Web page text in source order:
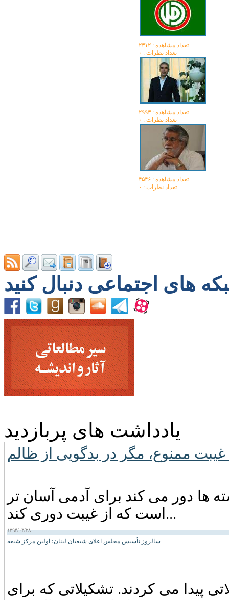
تعداد مشاهده :‌ ۲۳۱۲
تعداد نظرات : ۰
تعداد مشاهده :‌ ۲۹۹۳
تعداد نظرات : ۰
تعداد مشاهده :‌ ۴۵۴۶
تعداد نظرات : ۰
یادداشت های پربازدید
ها دور می کند برای آدمی آسان تر
است که از غیبت دوری کند...
۱۳۹۴/۰۳/۲۸
سالروز تأسیس مجلس اعلای شیعیان لبنان؛ اولین مرکز شیعه
پیدا می کردند. تشکیلاتی که برای